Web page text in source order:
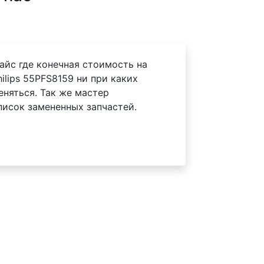
где конечная стоимость на
55PFS8159 ни при каких
Так же мастер
замененных запчастей.